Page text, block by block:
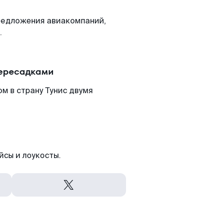
авиакомпаний,
в страну Тунис двумя
и лоукосты.